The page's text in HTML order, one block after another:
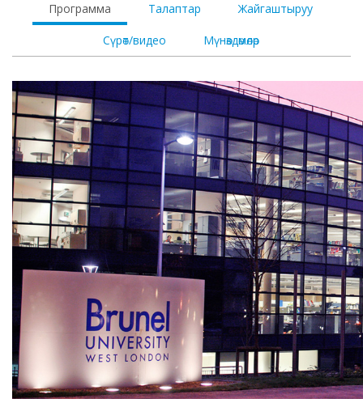
Программа Талаптар Жайгаштыруу
Сүрөт/видео Мүнөздөмөлөр